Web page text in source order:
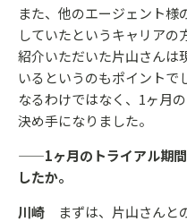
また、他のエージェント様
していたというキャリアの
紹介いただいた片山さんは
いるというのもポイントで
なるわけではなく、1ヶ月
決め手になりました。
——1ヶ月のトライアル期間
したか。
川崎
まずは、片山さんと